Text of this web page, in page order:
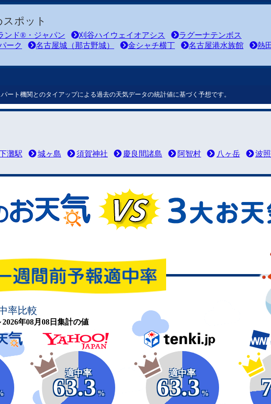
ポット
ンド®・ジャパン 刈谷ハイウェイオアシス
ラグーナテンボス
ーク
名古屋城（那古野城） 金シャチ横丁 名古屋港水族館 熱
ート機関とのタイアップによる過去の天気データの統計値に基づく予想です。
灘駅 城ヶ島 須賀神社 慶良間諸島 阿智村 八ヶ岳 波
率比較
年08月08日集計の値
適中率
63.3
%
適中率
63.3
%